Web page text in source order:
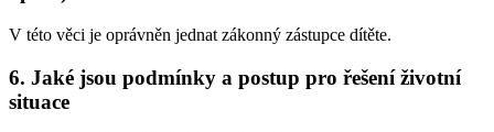
V této věci je oprávněn jednat zákonný zástupce dítěte.
6. Jaké jsou podmínky a postup pro řešení životní
situace